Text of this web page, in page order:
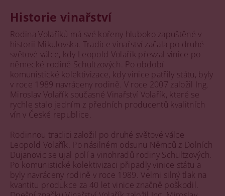
Historie vinařství
Rodina Volaříků má své kořeny hluboko zapuštěné v
historii Mikulovska. Tradice vinařství začala po druhé
světové válce, kdy Leopold Volařík převzal vinice po
německé rodině Schultzových. Po období
komunistické kolektivizace, kdy vinice patřily státu, byly
v roce 1989 navráceny rodině. V roce 2007 založil Ing.
Miroslav Volařík současné Vinařství Volařík, které se
rychle stalo jedním z předních producentů kvalitních
vín v České republice.
Rodinnou tradici založil po druhé světové válce
Leopold Volařík. Po násilném odsunu Němců z Dolních
Dujanovic se ujal polí a vinohradů rodiny Schultzových.
Po komunistické kolektivizaci připadly vinice státu a
byly navráceny rodině v roce 1989. Velmi silný tlak na
kvantitu produkce za 40 let vinice značně poškodil.